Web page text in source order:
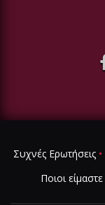
Συχνές Ερωτήσεις•
Ποιοι είμαστε